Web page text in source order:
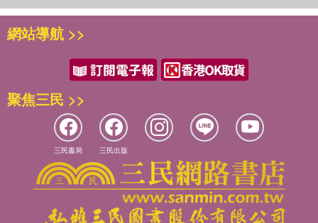
網站導航 >>
聚焦三民 >>
三民書局 三民出版